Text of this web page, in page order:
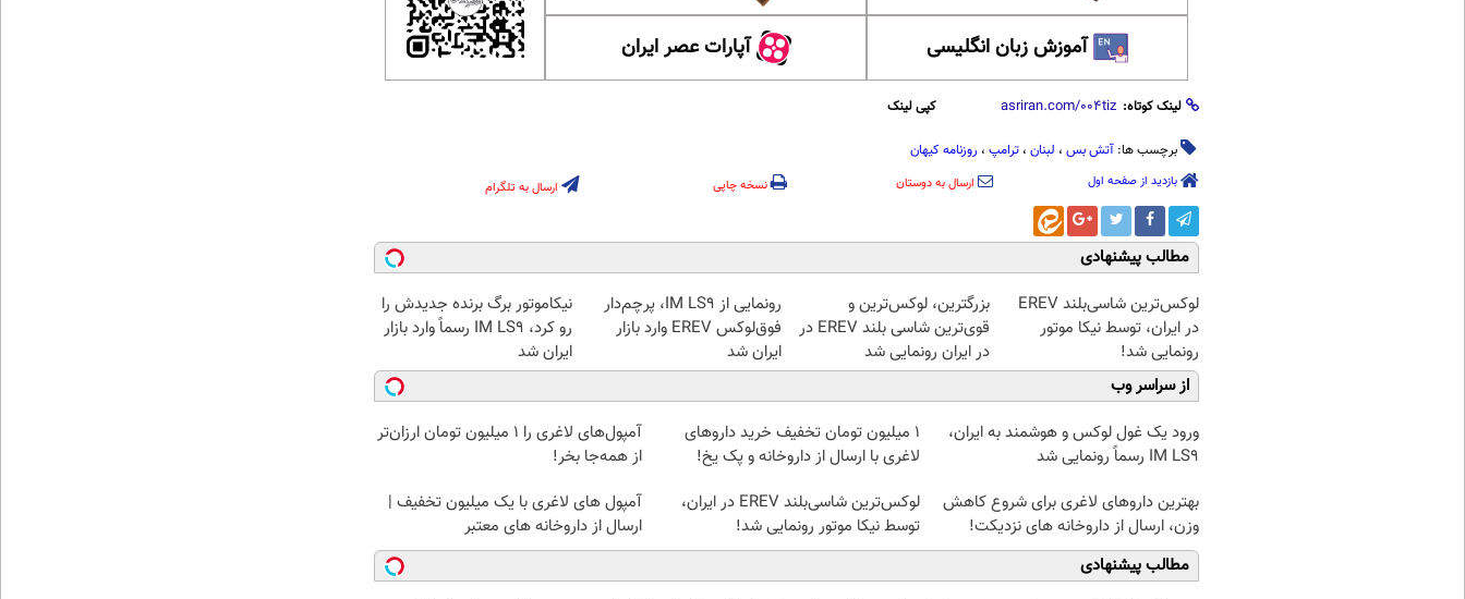
آموزش زبان انگلیسی آپارات عصر ایران
لینک کوتاه: کپی لینک
برچسب ها: آتش بس ، لبنان ، ترامپ ، روزنامه کیهان
بازدید از صفحه اول ارسال به دوستان نسخه چاپی ارسال به تلگرام
مطالب پیشنهادی
لوکس‌ترین شاسی‌بلند EREV
در ایران، توسط نیکا موتور
رونمایی شد!
بزرگترین، لوکس‌ترین و
قوی‌ترین شاسی بلند EREV در
در ایران رونمایی شد
رونمایی از IM LS9، پرچم‌دار
فوق‌لوکس EREV وارد بازار
ایران شد
نیکاموتور برگ برنده جدیدش را
رو کرد، IM LS9 رسماً وارد بازار
ایران شد
از سراسر وب
ورود یک غول لوکس و هوشمند به ایران،
IM LS9 رسماً رونمایی شد
1 میلیون تومان تخفیف خرید داروهای
لاغری با ارسال از داروخانه و پک یخ!
آمپول‌های لاغری را ۱ میلیون تومان ارزان‌تر
از همه‌جا بخر!
بهترین داروهای لاغری برای شروع کاهش
وزن، ارسال از داروخانه های نزدیکت!
لوکس‌ترین شاسی‌بلند EREV در ایران،
توسط نیکا موتور رونمایی شد!
آمپول های لاغری با یک میلیون تخفیف |
ارسال از داروخانه های معتبر
مطالب پیشنهادی